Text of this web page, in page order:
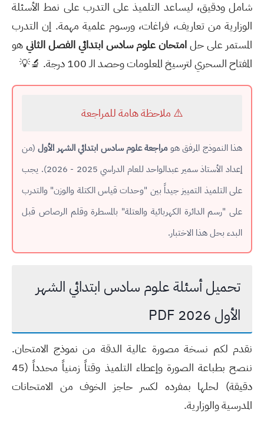
شامل ودقيق، ليساعد التلميذ على التدرب على نمط الأسئلة
الوزارية من تعاريف، فراغات، ورسوم علمية مهمة. إن التدرب
المستمر على حلامتحان علوم سادس ابتدائي الفصل الثانيهو
المفتاح السحري لترسيخ المعلومات وحصد الـ 100 درجة. 🔬💡
⚠️ ملاحظة هامة للمراجعة
هذا النموذج المرفق هومراجعة علوم سادس ابتدائي الشهر الأول(من
إعداد الأستاذ سمير عبدالواحد للعام الدراسي 2025 - 2026). يجب
على التلميذ التمييز جيداً بين "وحدات قياس الكتلة والوزن" والتدرب
على "رسم الدائرة الكهربائية والعتلة" بالمسطرة وقلم الرصاص قبل
البدء بحل هذا الاختبار.
تحميل أسئلة علوم سادس ابتدائي الشهر
الأول 2026 PDF
نقدم لكم نسخة مصورة عالية الدقة من نموذج الامتحان.
ننصح بطباعة الصورة وإعطاء التلميذ وقتاً زمنياً محدداً (45
دقيقة) لحلها بمفرده لكسر حاجز الخوف من الامتحانات
المدرسية والوزارية.